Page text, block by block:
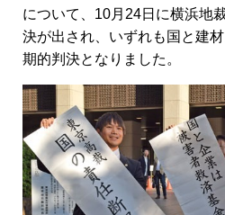
について、10月24日に横浜地
決が出され、いずれも国と建
期的判決となりました。